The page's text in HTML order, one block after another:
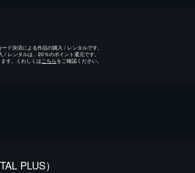
ド決済による作品の購入 / レンタルです。
レンタルは、20％のポイント還元です。
す。くわしくは こちらをご確認ください。
PLUS）